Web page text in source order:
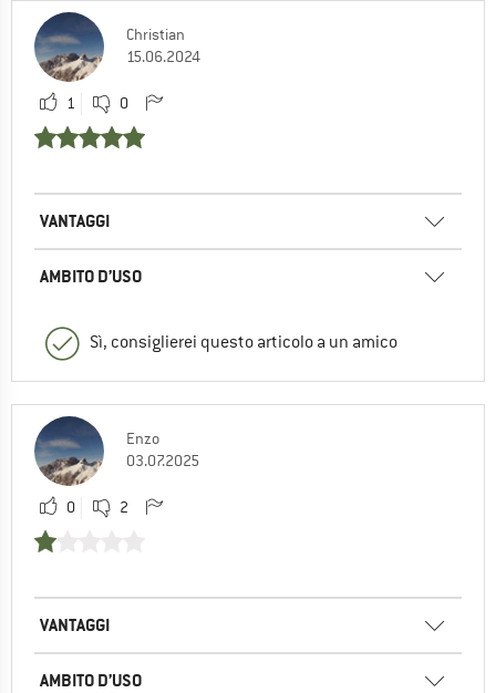
Christian
15.06.2024
1 0
VANTAGGI
AMBITO D’USO
Sì, consiglierei questo articolo a un amico
Enzo
03.07.2025
0 2
VANTAGGI
AMBITO D’USO